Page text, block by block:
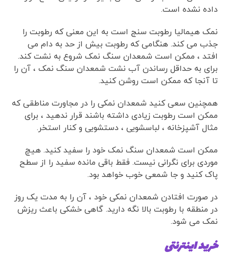
داده نشده است.
نمک هیمالیا رطوبت سنج است به این معنی که رطوبت را
جذب می کند. هنگامی که رطوبت بیش از حد به دام می
افتد ، ممکن است شمعدان سنگ نمک شروع به نشت کند.
برای به حداقل رساندن آب نشت شمعدان سنگ نمک ، آن را
تا آنجا که ممکن است روشن کنید.
همچنین سعی کنید شمعدان نمکی را در مجاورت مناطقی که
ممکن است رطوبت زیادی داشته باشند قرار ندهید ، برای
مثال آشپزخانه ، لباسشویی ، دستشویی و کنار استخر.
ممکن است شمعدان سنگ نمک خود را سفید کنید. هیچ
موردی برای نگرانی نیست. فقط باقی مانده سفید را از سطح
پاک کنید و جا شمعی خوب خواهد بود.
در صورت افتادن شمعدان نمکی خود ، آن را به مدت یک روز
در منطقه با رطوبت بالا نگه دارید. گاهی خشکی باعث ریزش
نمک می شود.
خرید اینترنتی